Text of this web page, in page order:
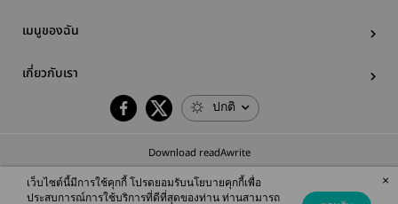
เมนูของฉัน
เกี่ยวกับเรา
ปกติ
Download readAwrite
เว็บไซต์นี้มีการใช้คุกกี้ โปรดยอมรับนโยบายคุกกี้เพื่อ
ประสบการณ์การใช้บริการที่ดีที่สุดของท่าน ท่านสามารถ
×